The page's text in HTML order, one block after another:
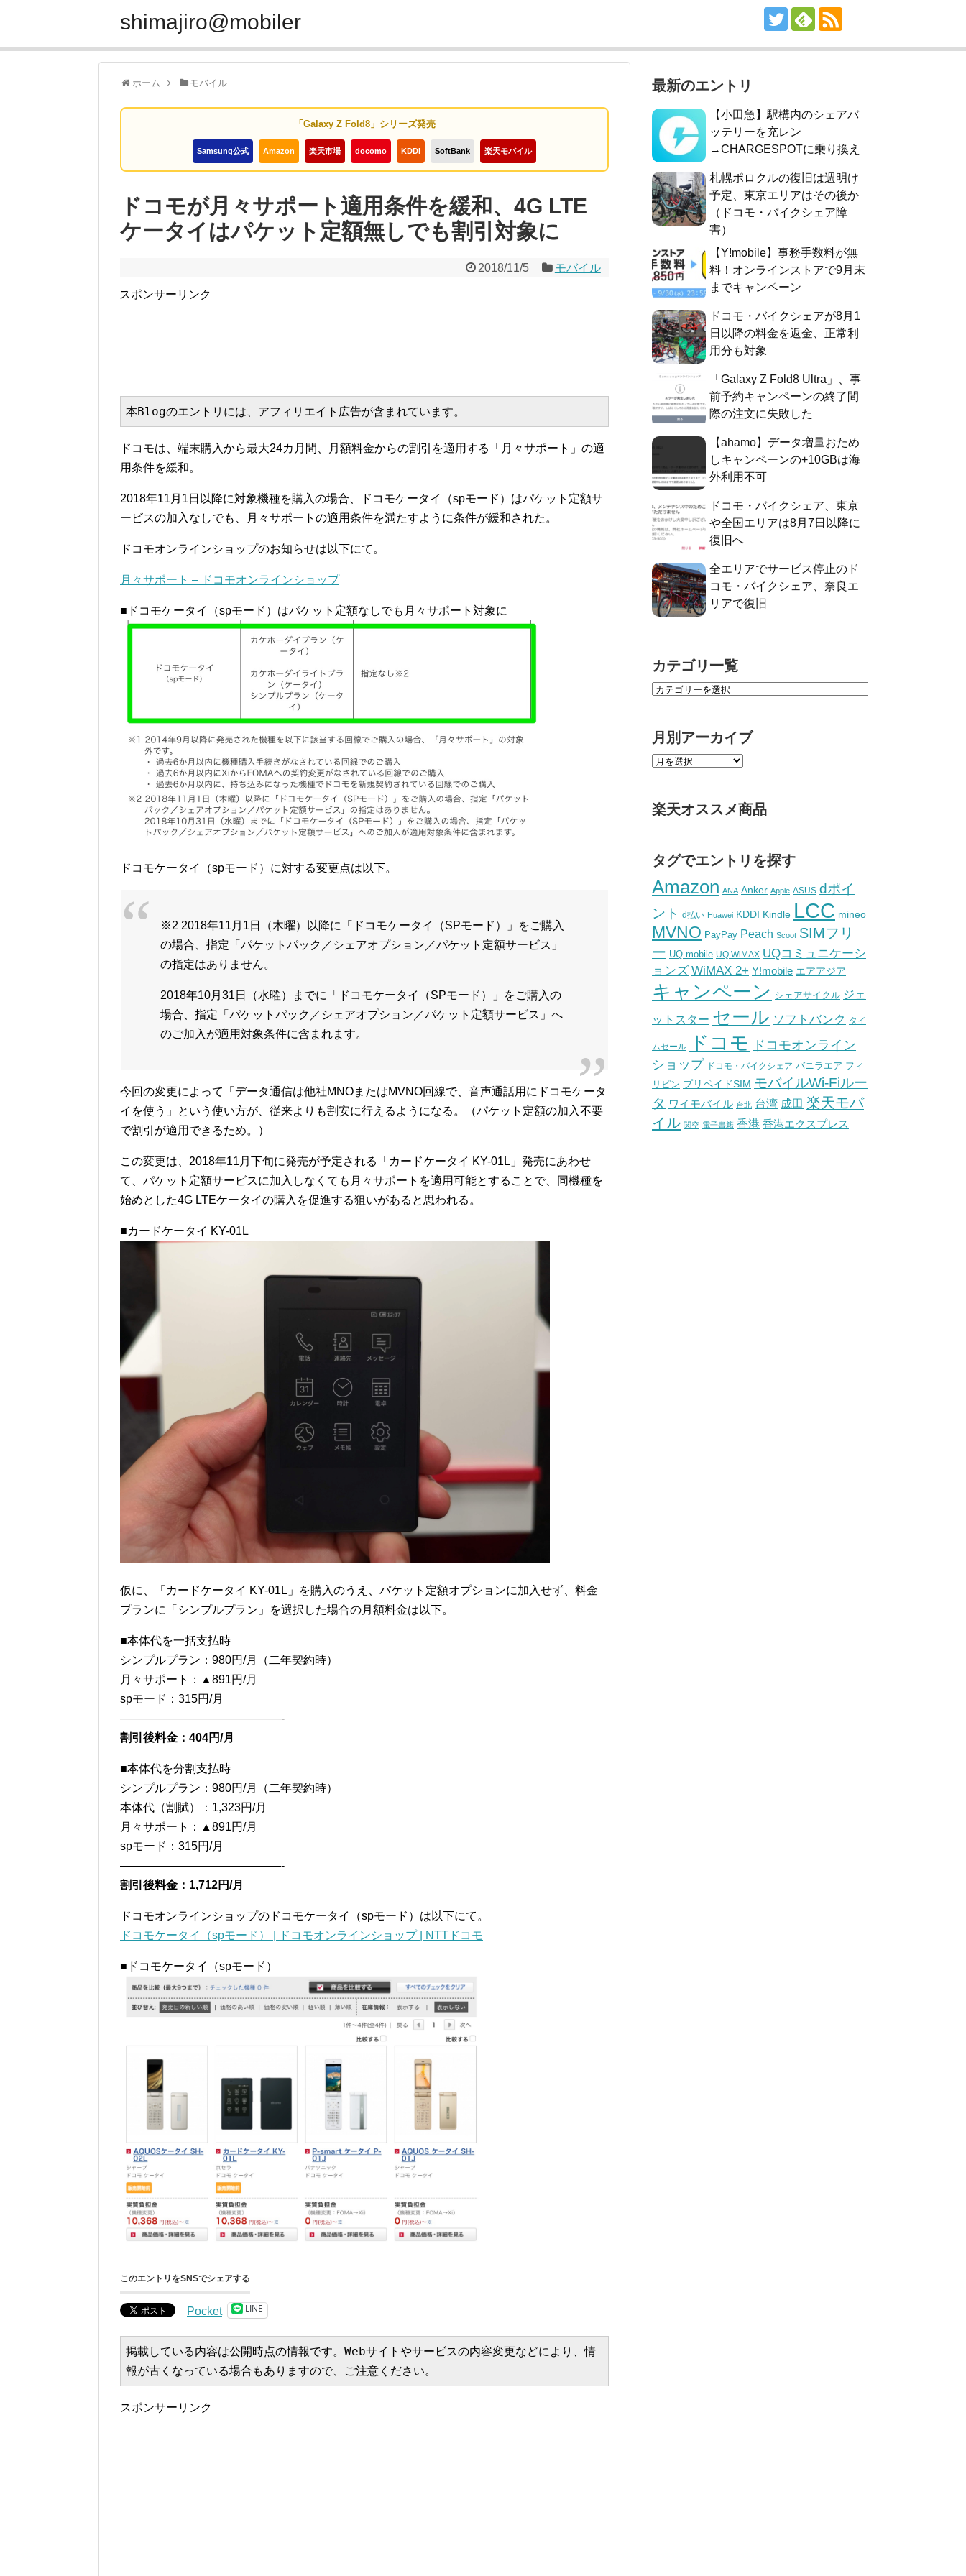
shimajiro@mobiler
ホーム モバイル
「Galaxy Z Fold8」シリーズ発売
Samsung公式 Amazon 楽天市場 docomo KDDI SoftBank 楽天モバイル
ドコモが月々サポート適用条件を緩和、4G LTE
ケータイはパケット定額無しでも割引対象に
2018/11/5 モバイル
スポンサーリンク
本Blogのエントリには、アフィリエイト広告が含まれています。
ドコモは、端末購入から最大24カ月間、月額料金からの割引を適用する「月々サポート」の適
用条件を緩和。
2018年11月1日以降に対象機種を購入の場合、ドコモケータイ（spモード）はパケット定額サ
ービスの加入なしでも、月々サポートの適用条件を満たすように条件が緩和された。
ドコモオンラインショップのお知らせは以下にて。
月々サポート – ドコモオンラインショップ
■ドコモケータイ（spモード）はパケット定額なしでも月々サポート対象に
ドコモケータイ（spモード）に対する変更点は以下。
※2 2018年11月1日（木曜）以降に「ドコモケータイ（SPモード）」をご購入
の場合、指定「パケットパック／シェアオプション／パケット定額サービス」
の指定はありません。
2018年10月31日（水曜）までに「ドコモケータイ（SPモード）」をご購入の
場合、指定「パケットパック／シェアオプション／パケット定額サービス」へ
のご加入が適用対象条件に含まれます。
今回の変更によって「データ通信は他社MNOまたはMVNO回線で、音声通話用にドコモケータ
イを使う」という使い方が、従来よりも割安に行えるようになる。（パケット定額の加入不要
で割引が適用できるため。）
この変更は、2018年11月下旬に発売が予定される「カードケータイ KY-01L」発売にあわせ
て、パケット定額サービスに加入しなくても月々サポートを適用可能とすることで、同機種を
始めとした4G LTEケータイの購入を促進する狙いがあると思われる。
■カードケータイ KY-01L
仮に、「カードケータイ KY-01L」を購入のうえ、パケット定額オプションに加入せず、料金
プランに「シンプルプラン」を選択した場合の月額料金は以下。
■本体代を一括支払時
シンプルプラン：980円/月（二年契約時）
月々サポート：▲891円/月
spモード：315円/月
——————————————-
割引後料金：404円/月
■本体代を分割支払時
シンプルプラン：980円/月（二年契約時）
本体代（割賦）：1,323円/月
月々サポート：▲891円/月
spモード：315円/月
——————————————-
割引後料金：1,712円/月
ドコモオンラインショップのドコモケータイ（spモード）は以下にて。
ドコモケータイ（spモード） | ドコモオンラインショップ | NTTドコモ
■ドコモケータイ（spモード）
このエントリをSNSでシェアする
Pocket LINE
掲載している内容は公開時点の情報です。Webサイトやサービスの内容変更などにより、情
報が古くなっている場合もありますので、ご注意ください。
スポンサーリンク
最新のエントリ
【小田急】駅構内のシェアバ
ッテリーを充レン
→CHARGESPOTに乗り換え
札幌ポロクルの復旧は週明け
予定、東京エリアはその後か
（ドコモ・バイクシェア障
害）
【Y!mobile】事務手数料が無
料！オンラインストアで9月末
までキャンペーン
ドコモ・バイクシェアが8月1
日以降の料金を返金、正常利
用分も対象
「Galaxy Z Fold8 Ultra」、事
前予約キャンペーンの終了間
際の注文に失敗した
【ahamo】データ増量おため
しキャンペーンの+10GBは海
外利用不可
ドコモ・バイクシェア、東京
や全国エリアは8月7日以降に
復旧へ
全エリアでサービス停止のド
コモ・バイクシェア、奈良エ
リアで復旧
カテゴリ一覧
月別アーカイブ
楽天オススメ商品
タグでエントリを探す
Amazon ANA Anker Apple ASUS dポイ
ント
d払い Huawei KDDI Kindle LCC mineo
MVNO PayPay Peach Scoot SIMフリ
ー UQ mobile UQ WiMAX UQコミュニケーシ
ョンズ WiMAX 2+ Y!mobile エアアジア
キャンペーン シェアサイクル ジェ
ットスター セール ソフトバンク タイ
ムセール ドコモ
ドコモオンライン
ショップ ドコモ・バイクシェア バニラエア フィ
リピン プリペイドSIM モバイルWi-Fiルー
タ ワイモバイル 台北 台湾 成田 楽天モバ
イル 関空 電子書籍 香港 香港エクスプレス